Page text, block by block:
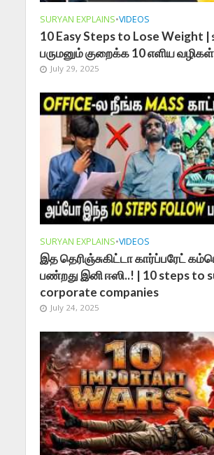
SURYAN EXPLAINS•VIDEOS
10 Easy Steps to Lose Weight |
பருமனும் குறைக்க 10 எளிய
July 29, 2025
SURYAN EXPLAINS•VIDEOS
இத தெரிஞ்சுகிட்டா கார்ப்பரேட்
பண்றது இனி ஈஸி..! | 10 steps to
corporate companies
July 24, 2025